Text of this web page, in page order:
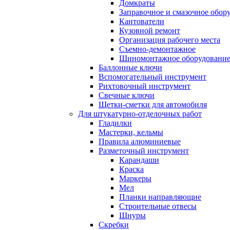
Домкраты
Заправочное и смазочное
Кантователи
Кузовной ремонт
Организация рабочего места
Съемно-демонтажное
Шиномонтажное оборудование
Баллонные ключи
Вспомогательный инструмент
Рихтовочный инструмент
Свечные ключи
Щетки-сметки для автомобиля
Для штукатурно-отделочных работ
Гладилки
Мастерки, кельмы
Правила алюминиевые
Разметочный инструмент
Карандаши
Краска
Маркеры
Мел
Планки направляющие
Строительные отвесы
Шнуры
Скребки